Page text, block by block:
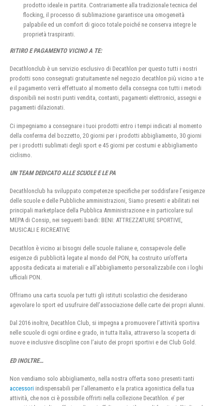
prodotto ideale in partita. Contrariamente alla tradizionale tecnica del
flocking, il processo di sublimazione garantisce una omogeneità
palpabile ed un comfort di gioco totale poiché ne conserva integre le
proprietà traspiranti.
RITIRO E PAGAMENTO VICINO A TE:
Decathlonclub è un servizio esclusivo di Decathlon per questo tutti i nostri
prodotti sono consegnati gratuitamente nel negozio decathlon più vicino a te
e il pagamento verrà effettuato al momento della consegna con tutti i metodi
disponibili nei nostri punti vendita, contanti, pagamenti elettronici, assegni e
pagamenti dilazionati.
Ci impegniamo a consegnare i tuoi prodotti entro i tempi indicati al momento
della conferma del bozzetto, 20 giorni per i prodotti abbigliamento, 30 giorni
per i prodotti sublimati degli sport e 45 giorni per costumi e abbigliamento
ciclismo.
UN TEAM DEDICATO ALLE SCUOLE E LE PA
Decathlonclub ha sviluppato competenze specifiche per soddisfare l’esigenze
delle scuole e delle Pubbliche amministrazioni, Siamo presenti e abilitati nei
principali marketplace della Pubblica Amministrazione e in particolare sul
MEPA di Consip, nei seguenti bandi: BENI: ATTREZZATURE SPORTIVE,
MUSICALI E RICREATIVE
Decathlon è vicino ai bisogni delle scuole italiane e, consapevole delle
esigenze di pubblicità legate al mondo del PON, ha costruito un’offerta
apposita dedicata ai materiali e all’abbigliamento personalizzabile con i loghi
ufficiali PON.
Offriamo una carta scuola per tutti gli istituti scolastici che desiderano
agevolare lo sport ed usufruire dell’associazione delle carte dei propri alunni.
Dal 2016 inoltre, Decathlon Club, si impegna a promuovere l’attività sportiva
nelle scuole di ogni ordine e grado, in tutta Italia, attraverso la scoperta di
nuove e inclusive discipline con l’aiuto dei propri sportivi e dei Club Gold.
ED INOLTRE…
Non vendiamo solo abbigliamento, nella nostra offerta sono presenti tanti
accessori indispensabili per l’allenamento e la pratica agonistica della tua
attività, che non ci è possibile offrirti nella collezione Decathlon. e’ per